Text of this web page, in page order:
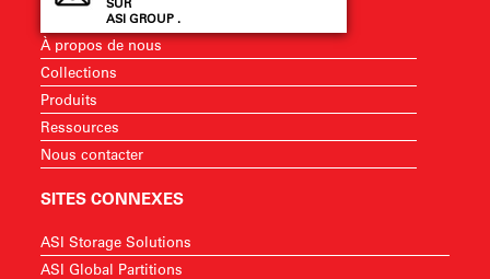
SUR
ASI GROUP .
À propos de nous
Collections
Produits
Ressources
Nous contacter
SITES CONNEXES
ASI Storage Solutions
ASI Global Partitions